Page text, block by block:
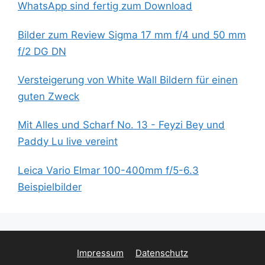
WhatsApp sind fertig zum Download
Bilder zum Review Sigma 17 mm f/4 und 50 mm
f/2 DG DN
Versteigerung von White Wall Bildern für einen
guten Zweck
Mit Alles und Scharf No. 13 - Feyzi Bey und
Paddy Lu live vereint
Leica Vario Elmar 100-400mm f/5-6.3
Beispielbilder
Impressum Datenschutz